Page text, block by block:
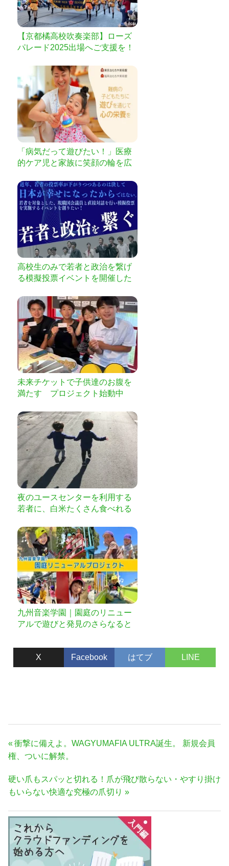
【京都橘高校吹奏楽部】ローズ
パレード2025出場へご支援を！
「病気だって遊びたい！」医療
的ケア児と家族に笑顔の輪を広
高校生のみで若者と政治を繋げ
る模擬投票イベントを開催した
未来チケットで子供達のお腹を
満たす プロジェクト始動中
夜のユースセンターを利用する
若者に、白米たくさん食べれる
九州音楽学園｜園庭のリニュー
アルで遊びと発見のさらなると
X Facebook はてブ LINE
投
稿
ビ
ゲ
ー
シ
ョ
ン
前
の
事:
衝撃に備えよ。WAGYUMAFIA ULTRA誕生。 新規会員
権、ついに解禁。
次
の
事:
硬い爪もスパッと切れる！爪が飛び散らない・やすり掛け
もいらない快適な究極の爪切り